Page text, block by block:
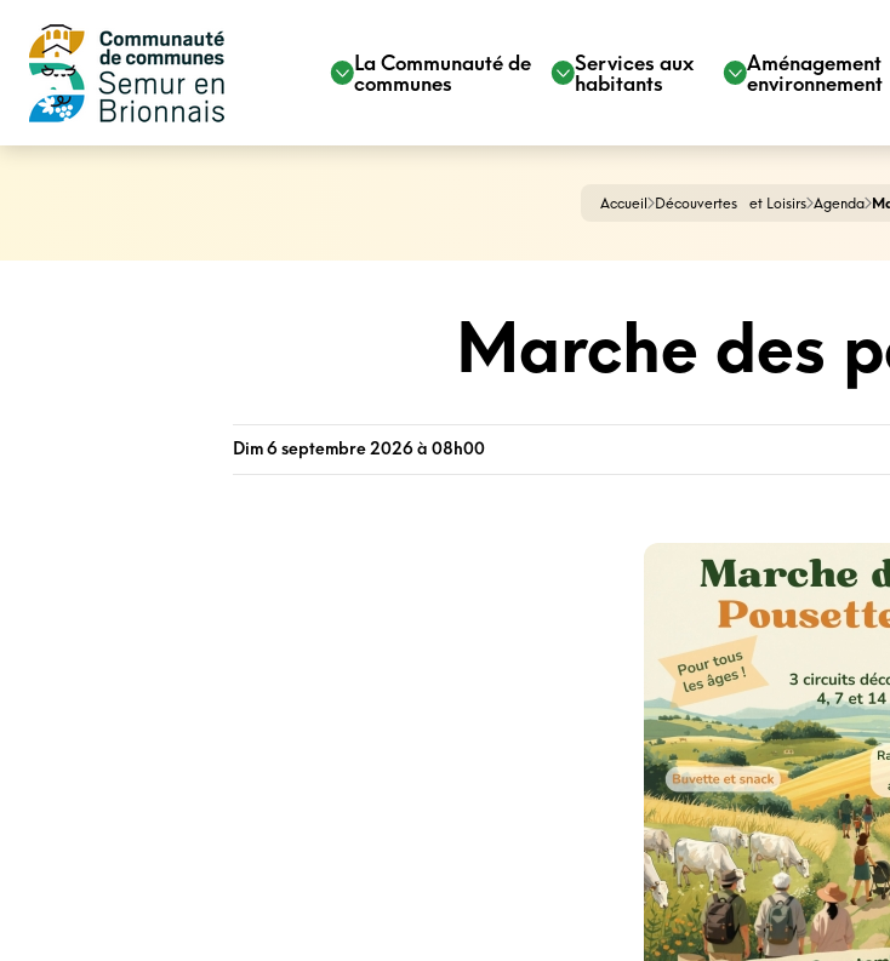
La Communauté de
communes
Services aux
habitants
environnement
Accueil Découvertes et Loisirs Agenda
Marche des
Dim 6 septembre 2026 à 08h00